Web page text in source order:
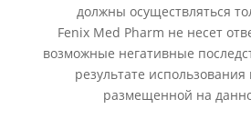
должны осуществляться
Fenix Med Pharm не несет
возможные негативные
результате
размещенной на